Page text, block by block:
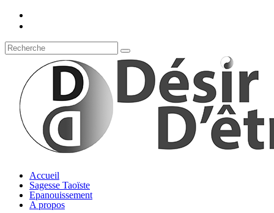
Accueil
Sagesse Taoïste
Epanouissement
A propos